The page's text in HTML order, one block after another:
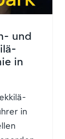
und
in
in